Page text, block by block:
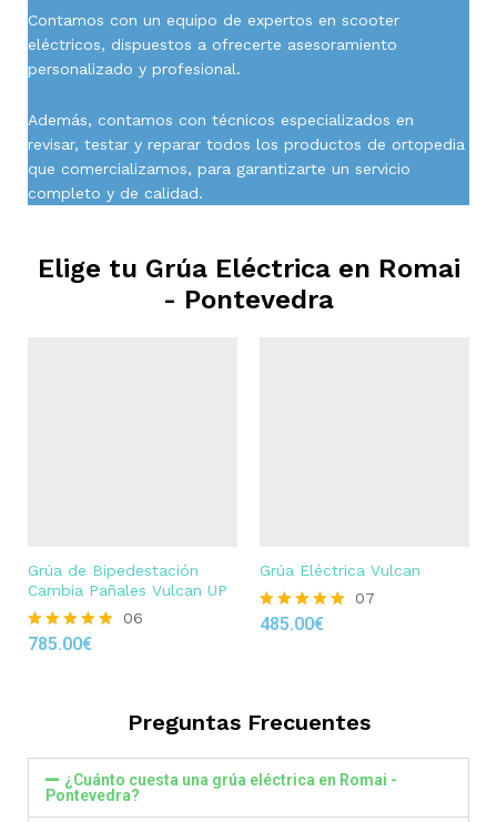
Contamos con un equipo de expertos en scooter
eléctricos, dispuestos a ofrecerte asesoramiento
personalizado y profesional.
Además, contamos con técnicos especializados en
revisar, testar y reparar todos los productos de ortopedia
que comercializamos, para garantizarte un servicio
completo y de calidad.
Elige tu Grúa Eléctrica en Romai
- Pontevedra
Grúa de Bipedestación
Cambia Pañales Vulcan UP
Rated
06
785.00€
Grúa Eléctrica Vulcan
Rated
07
485.00€
Preguntas Frecuentes
¿Cuánto cuesta una grúa eléctrica en Romai -
Pontevedra?